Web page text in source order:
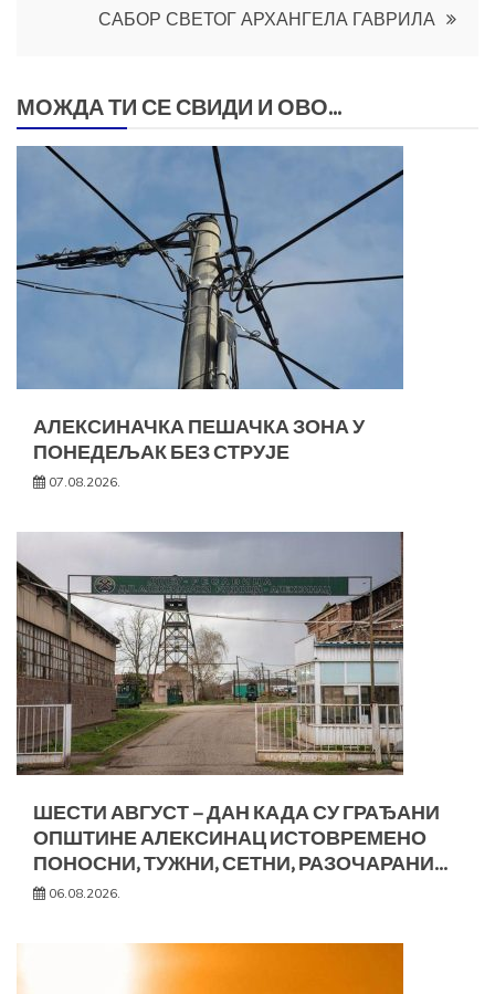
САБОР СВЕТОГ АРХАНГЕЛА ГАВРИЛА
МОЖДА ТИ СЕ СВИДИ И ОВО...
АЛЕКСИНАЧКА ПЕШАЧКА ЗОНА У
ПОНЕДЕЉАК БЕЗ СТРУЈЕ
07.08.2026.
ШЕСТИ АВГУСТ – ДАН КАДА СУ ГРАЂАНИ
ОПШТИНЕ АЛЕКСИНАЦ ИСТОВРЕМЕНО
ПОНОСНИ, ТУЖНИ, СЕТНИ, РАЗОЧАРАНИ…
06.08.2026.